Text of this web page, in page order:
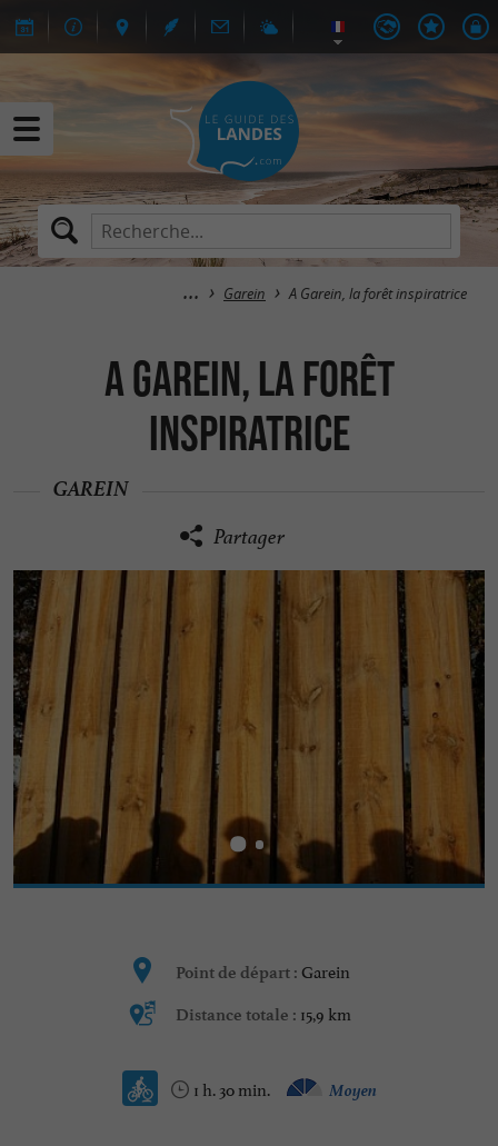
Garein A Garein, la forêt inspiratrice
A Garein, la forêt
inspiratrice
GAREIN
Partager
Point de départ : Garein
Distance totale : 15,9 km
1 h. 30 min. Moyen